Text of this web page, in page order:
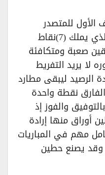
للمتصدر
ب(19)نقطة ضيفه حطين الذي يملك (7)نقاط
صعبة ومتكافئة
يريد التفريط
الرصيد ليبقى مطارد
نقطة واحدة
والفوز إذ
منها إرادة
مهم في المباريات
وقد يصنع حطين